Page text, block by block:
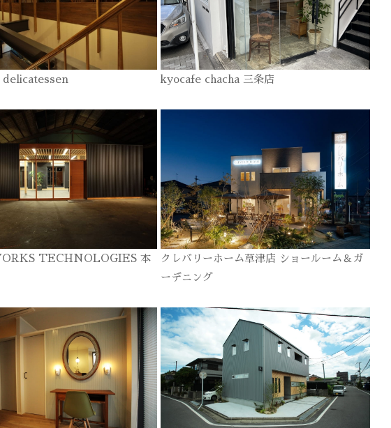
kyocafe chacha 三条店
TECHNOLOGIES 本
クレバリーホーム草津店 ショールーム＆ガ
ーデニング